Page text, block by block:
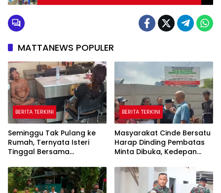
MATTANEWS POPULER
BERITA TERKINI
Seminggu Tak Pulang ke
Rumah, Ternyata Isteri
Tinggal Bersama
BERITA TERKINI
Masyarakat Cinde Bersatu
Harap Dinding Pembatas
Minta Dibuka, Kedepan